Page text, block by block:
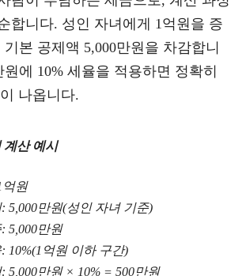
합니다. 성인 자녀에게 1억원을 증
본 공제액 5,000만원을 차감합니
원에 10% 세율을 적용하면 정확히
나옵니다.
계산 예시
억원
5,000만원(성인 자녀 기준)
5,000만원
10%(1억원 이하 구간)
5,000만원 × 10% = 500만원